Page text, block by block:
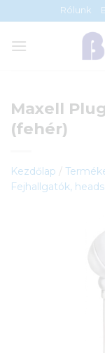
to
content
Rólunk
Maxell
(fehér)
Kezdőlap /
Fejhallgatók,